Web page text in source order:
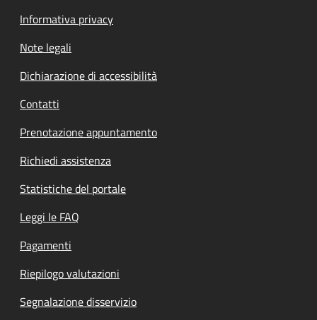
Informativa privacy
Note legali
Dichiarazione di accessibilità
Contatti
Prenotazione appuntamento
Richiedi assistenza
Statistiche del portale
Leggi le FAQ
Pagamenti
Riepilogo valutazioni
Segnalazione disservizio